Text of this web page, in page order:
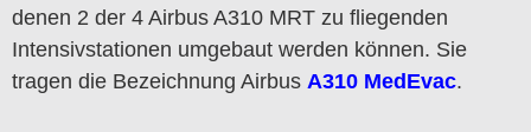
denen 2 der 4 Airbus A310 MRT zu fliegenden
Intensivstationen umgebaut werden können. Sie
tragen die Bezeichnung Airbus A310 MedEvac.